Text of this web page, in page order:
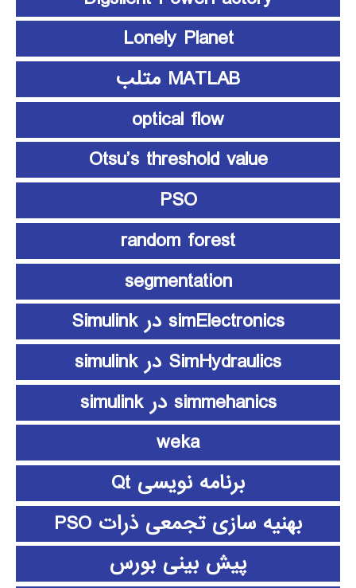
Lonely Planet
MATLAB متلب
optical flow
Otsu’s threshold value
PSO
random forest
segmentation
simElectronics در Simulink
SimHydraulics در simulink
simmehanics در simulink
weka
برنامه نویسی Qt
بهنیه سازی تجمعی ذرات PSO
پیش بینی بورس